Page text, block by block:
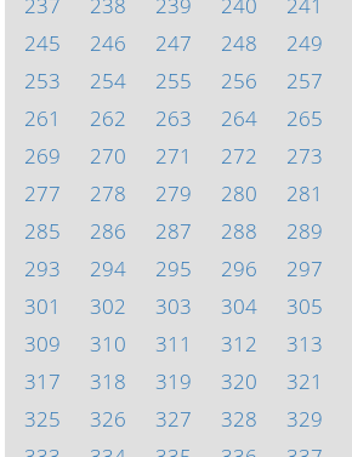
245
246 247 248 249
253
254 255 256 257
261
262 263 264 265
269
270 271 272 273
277
278 279 280 281
285
286 287 288 289
293
294 295 296 297
301
302 303 304 305
309
310 311 312 313
317
318 319 320 321
325
326 327 328 329